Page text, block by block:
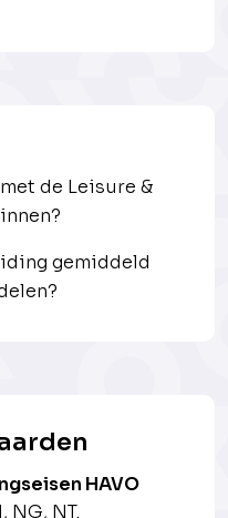
de Leisure &
gemiddeld
HAVO
NG, NT.